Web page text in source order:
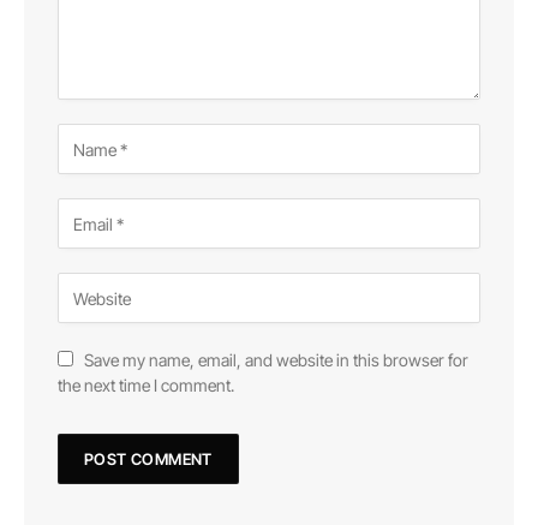
Save my name, email, and website in this browser for
the next time I comment.